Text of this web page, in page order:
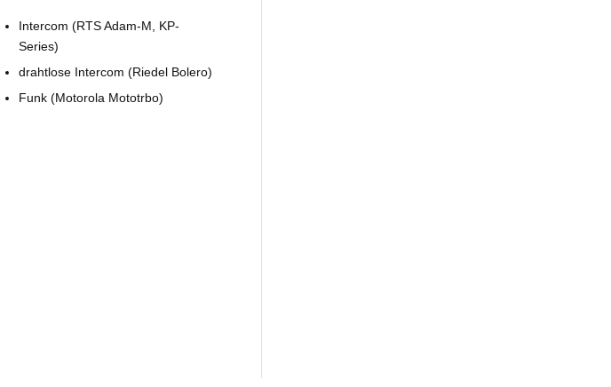
Intercom (RTS Adam-M, KP-
Series)
drahtlose Intercom (Riedel Bolero)
Funk (Motorola Mototrbo)